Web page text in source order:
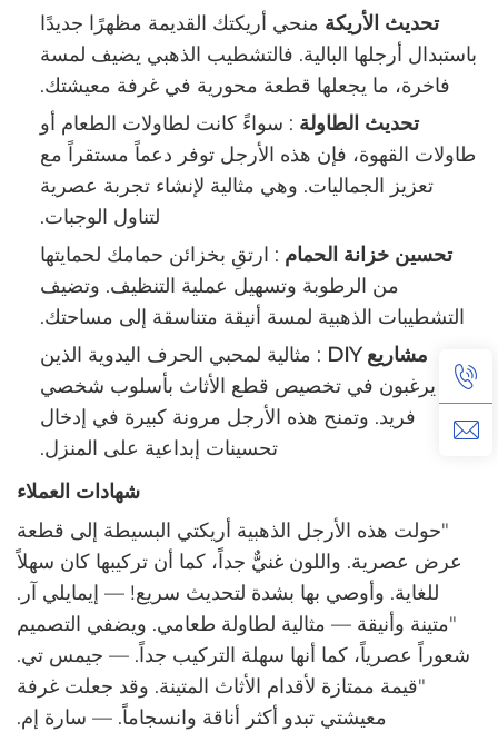
‌تحديث الأريكة منحي أريكتك القديمة مظهرًا جديدًا
باستبدال أرجلها البالية. فالتشطيب الذهبي يضيف لمسة
فاخرة، ما يجعلها قطعة محورية في غرفة معيشتك.
‌تحديث الطاولة ‏: سواءً كانت لطاولات الطعام أو
طاولات القهوة، فإن هذه الأرجل توفر دعماً مستقراً مع
تعزيز الجماليات. وهي مثالية لإنشاء تجربة عصرية
لتناول الوجبات.
‌تحسين خزانة الحمام ‏: ارتقِ بخزائن حمامك لحمايتها
من الرطوبة وتسهيل عملية التنظيف. وتضيف
التشطيبات الذهبية لمسة أنيقة متناسقة إلى مساحتك.
مشاريع DIY
‏: مثالية لمحبي الحرف اليدوية الذين
يرغبون في تخصيص قطع الأثاث بأسلوب شخصي
فريد. وتمنح هذه الأرجل مرونة كبيرة في إدخال
تحسينات إبداعية على المنزل.
شهادات العملاء
"حولت هذه الأرجل الذهبية أريكتي البسيطة إلى قطعة
عرض عصرية. واللون غنيٌّ جداً، كما أن تركيبها كان سهلاً
للغاية. وأوصي بها بشدة لتحديث سريع! — إيمايلي آر.
"متينة وأنيقة — مثالية لطاولة طعامي. ويضفي التصميم
شعوراً عصرياً، كما أنها سهلة التركيب جداً. — جيمس تي.
"قيمة ممتازة لأقدام الأثاث المتينة. وقد جعلت غرفة
معيشتي تبدو أكثر أناقة وانسجاماً. — سارة إم.